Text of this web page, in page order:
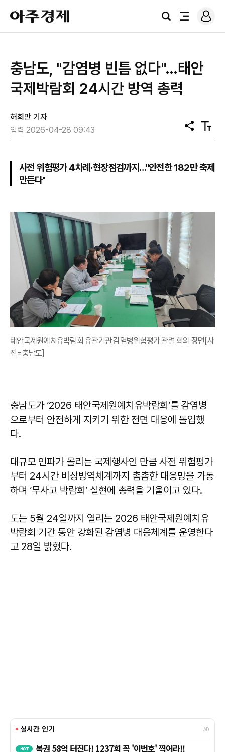
아
주
경
검
전
로
그
충남도, "감염병 빈틈 없다"…태안
국제박람회 24시간 방역 총력
허희만 기자
입력 2026-04-28 09:43
공
유
텍
스
기
사전 위험평가 4차례·현장점검까지…"안전한 182만 축제
만든다"
태안국제원예치유박람회 유관기관 감염병위험평가 관련 회의 장면[사
진=충남도]
충남도가 ‘2026 태안국제원예치유박람회’를 감염병
으로부터 안전하게 지키기 위한 전면 대응에 돌입했
다.
대규모 인파가 몰리는 국제행사인 만큼 사전 위험평가
부터 24시간 비상방역체계까지 촘촘한 대응망을 가동
하며 ‘무사고 박람회’ 실현에 총력을 기울이고 있다.
도는 5월 24일까지 열리는 2026 태안국제원예치유
박람회 기간 동안 강화된 감염병 대응체계를 운영한다
고 28일 밝혔다.